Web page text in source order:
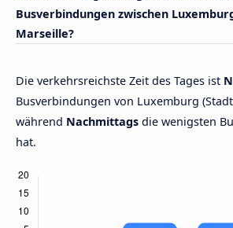
Busverbindungen zwischen
Marseille?
Die verkehrsreichste Zeit des Tages ist
Busverbindungen von Luxemburg
während Nachmittags die wenigsten
hat.